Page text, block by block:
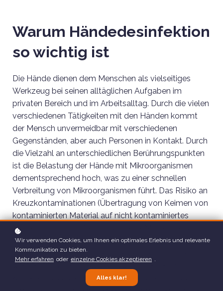
Warum Händedesinfektion
so wichtig ist
Die Hände dienen dem Menschen als vielseitiges
Werkzeug bei seinen alltäglichen Aufgaben im
privaten Bereich und im Arbeitsalltag. Durch die vielen
verschiedenen Tätigkeiten mit den Händen kommt
der Mensch unvermeidbar mit verschiedenen
Gegenständen, aber auch Personen in Kontakt. Durch
die Vielzahl an unterschiedlichen Berührungspunkten
ist die Belastung der Hände mit Mikroorganismen
dementsprechend hoch, was zu einer schnellen
Verbreitung von Mikroorganismen führt. Das Risiko an
Kreuzkontaminationen (Übertragung von Keimen von
kontaminierten Material auf nicht kontaminiertes
Material durch die Berührung beider Materialien von
einer Person) steigt ebenfalls durch die hohe Anzahl
an verschiedenen Kontaktpunkten der Hände. Somit
Krankenhaus über die Hände übertragen. Eine gut
Wir verwenden Cookies, um Ihnen ein optimales Erlebnis und relevante
Kommunikation zu bieten.
Mehr erfahren oder einzelne Cookies akzeptieren .
Alles klar!